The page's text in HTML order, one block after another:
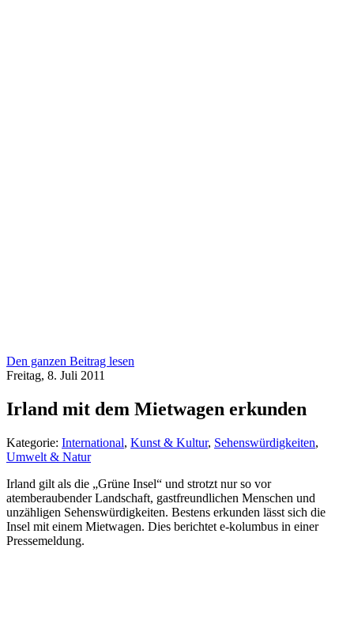
Den ganzen Beitrag lesen
Freitag, 8. Juli 2011
Irland mit dem Mietwagen erkunden
Kategorie: International, Kunst & Kultur, Sehenswürdigkeiten,
Umwelt & Natur
Irland gilt als die „Grüne Insel“ und strotzt nur so vor
atemberaubender Landschaft, gastfreundlichen Menschen und
unzähligen Sehenswürdigkeiten. Bestens erkunden lässt sich die
Insel mit einem Mietwagen. Dies berichtet e-kolumbus in einer
Pressemeldung.